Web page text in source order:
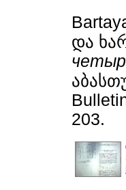
და
203.